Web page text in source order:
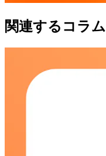
関連するコラム